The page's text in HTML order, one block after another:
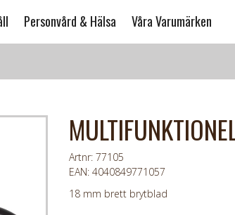
Personvård & Hälsa Våra Varumärken
Artnr: 77105
EAN: 4040849771057
18 mm brett brytblad